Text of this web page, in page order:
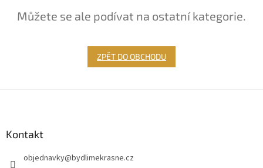
Můžete se ale podívat na ostatní kategorie.
ZPĚT DO OBCHODU
Kontakt
objednavky@bydlimekrasne.cz